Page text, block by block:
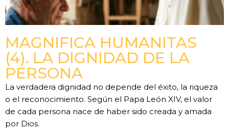
MAGNIFICA HUMANITAS
(4). LA DIGNIDAD DE LA
PERSONA
La verdadera dignidad no depende del éxito, la riqueza
o el reconocimiento. Según el Papa León XIV, el valor
de cada persona nace de haber sido creada y amada
por Dios.